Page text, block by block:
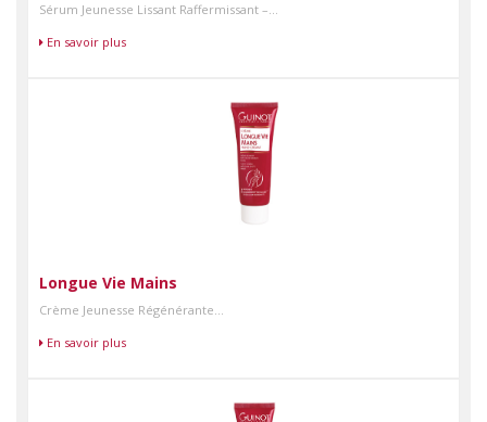
Sérum Jeunesse Lissant Raffermissant –...
En savoir plus
Longue Vie Mains
Crème Jeunesse Régénérante...
En savoir plus